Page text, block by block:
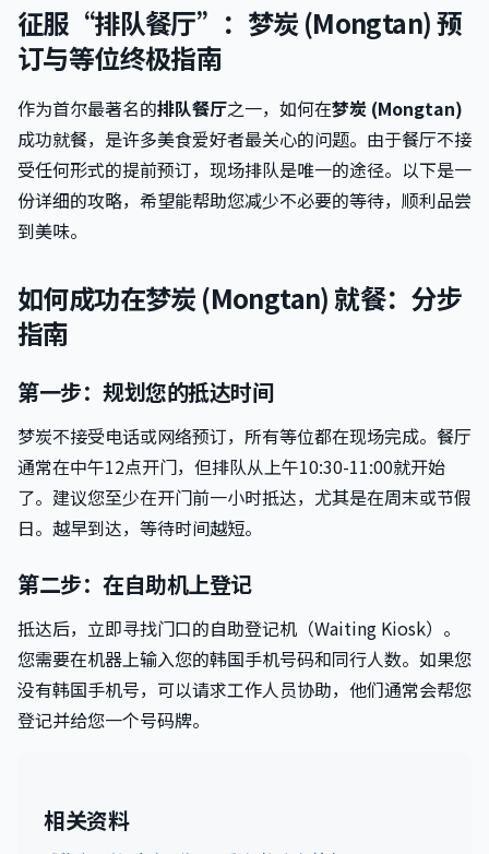
征服“排队餐厅”：梦炭 (Mongtan) 预
订与等位终极指南
作为首尔最著名的排队餐厅之一，如何在梦炭 (Mongtan)
成功就餐，是许多美食爱好者最关心的问题。由于餐厅不接
受任何形式的提前预订，现场排队是唯一的途径。以下是一
份详细的攻略，希望能帮助您减少不必要的等待，顺利品尝
到美味。
如何成功在梦炭 (Mongtan) 就餐：分步
指南
第一步：规划您的抵达时间
梦炭不接受电话或网络预订，所有等位都在现场完成。餐厅
通常在中午12点开门，但排队从上午10:30-11:00就开始
了。建议您至少在开门前一小时抵达，尤其是在周末或节假
日。越早到达，等待时间越短。
第二步：在自助机上登记
抵达后，立即寻找门口的自助登记机（Waiting Kiosk）。
您需要在机器上输入您的韩国手机号码和同行人数。如果您
没有韩国手机号，可以请求工作人员协助，他们通常会帮您
登记并给您一个号码牌。
相关资料